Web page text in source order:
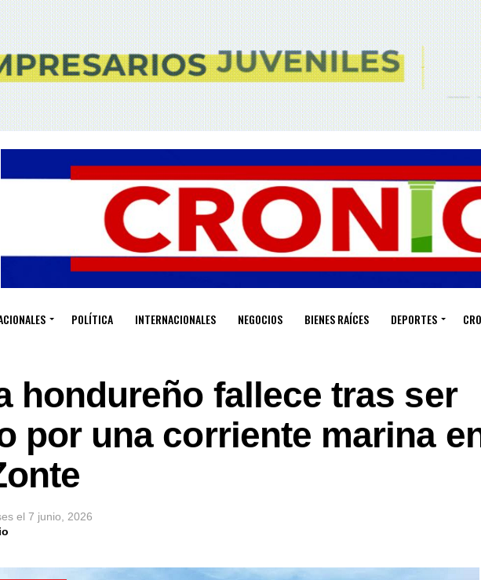
POLÍTICA INTERNACIONALES NEGOCIOS BIENES RAÍCES DEPORTES
hondureño fallece tras ser
por una corriente marina
el 7 junio, 2026